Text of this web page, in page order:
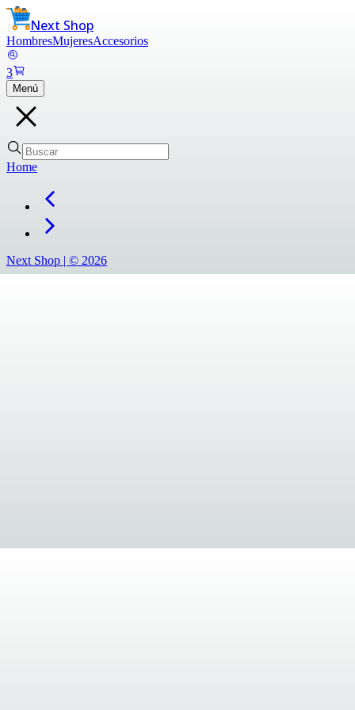
Next Shop
HombresMujeresAccesorios
3
Menú
Home
Next Shop | © 2026